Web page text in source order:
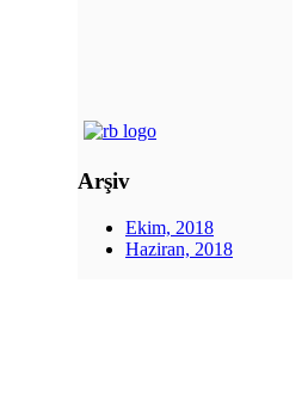
Arşiv
Ekim, 2018
Haziran, 2018